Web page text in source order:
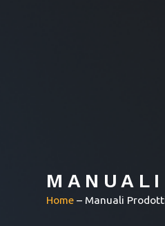
Home – Manuali